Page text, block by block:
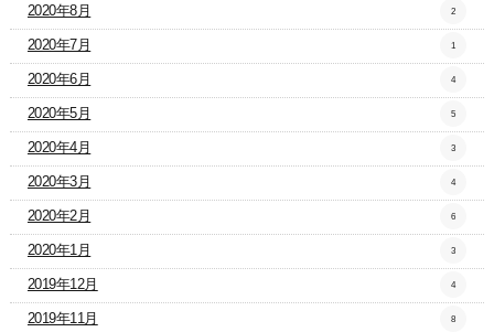
2020年8月 2
2020年7月 1
2020年6月 4
2020年5月 5
2020年4月 3
2020年3月 4
2020年2月 6
2020年1月 3
2019年12月 4
2019年11月 8